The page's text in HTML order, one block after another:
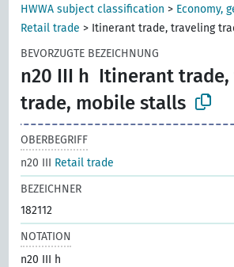
HWWA subject classification > Economy,
Retail trade > Itinerant trade, traveling
BEVORZUGTE BEZEICHNUNG
n20 III h Itinerant
trade, mobile stalls
OBERBEGRIFF
n20 III Retail trade
BEZEICHNER
182112
NOTATION
n20 III h